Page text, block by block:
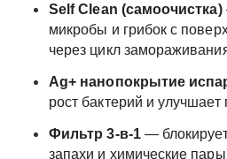
Self Clean (самоочистка)
микробы и грибок с
через цикл
Ag+ нанопокрытие
рост бактерий и улучшает
Фильтр 3‑в‑1—
запахи и химические